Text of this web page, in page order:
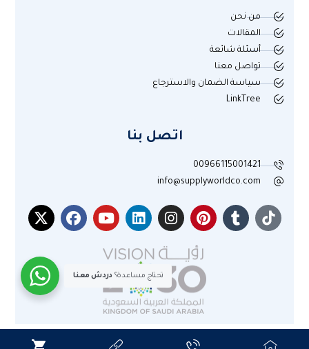
من نحن
المقالات
أسئلة شائعة
تواصل معنا
سياسة الضمان والاسترجاع
LinkTree
اتصل بنا
00966115001421
info@supplyworldco.com
جميع الحقوق محفوظة لموقع عالم التوريد © 2025م
تحتاج مساعدة؟ دردش معنا